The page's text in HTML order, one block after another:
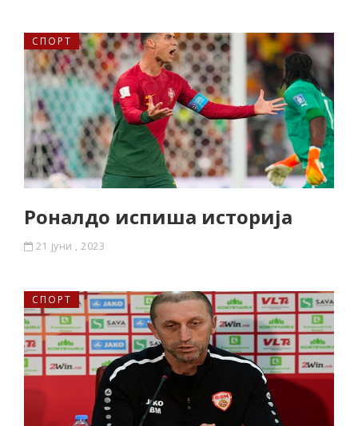
СПОРТ
Роналдо испиша историја
21 јуни , 2023
СПОРТ